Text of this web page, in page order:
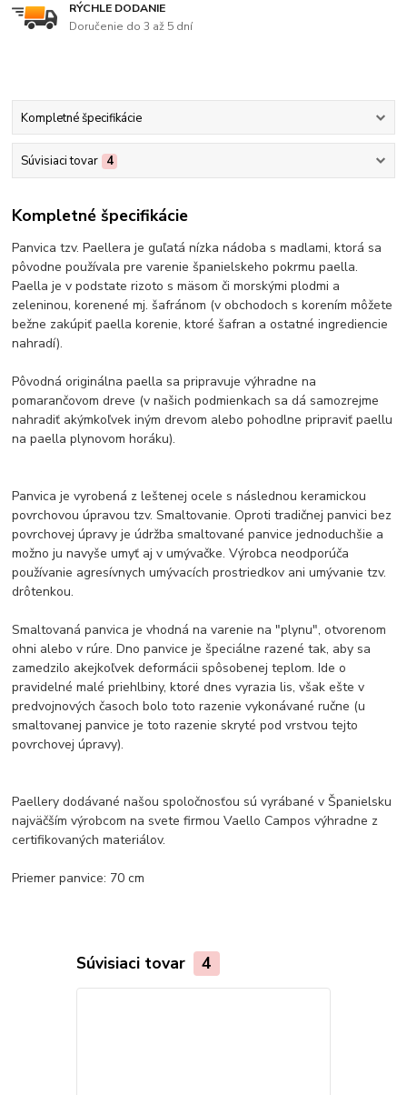
RÝCHLE DODANIE
Doručenie do 3 až 5 dní
Kompletné špecifikácie
Súvisiaci tovar 4
Kompletné špecifikácie
Panvica tzv. Paellera je guľatá nízka nádoba s madlami, ktorá sa
pôvodne používala pre varenie španielskeho pokrmu paella.
Paella je v podstate rizoto s mäsom či morskými plodmi a
zeleninou, korenené mj. šafránom (v obchodoch s korením môžete
bežne zakúpiť paella korenie, ktoré šafran a ostatné ingrediencie
nahradí).
Pôvodná originálna paella sa pripravuje výhradne na
pomarančovom dreve (v našich podmienkach sa dá samozrejme
nahradiť akýmkoľvek iným drevom alebo pohodlne pripraviť paellu
na paella plynovom horáku).
Panvica je vyrobená z leštenej ocele s následnou keramickou
povrchovou úpravou tzv. Smaltovanie. Oproti tradičnej panvici bez
povrchovej úpravy je údržba smaltované panvice jednoduchšie a
možno ju navyše umyť aj v umývačke. Výrobca neodporúča
používanie agresívnych umývacích prostriedkov ani umývanie tzv.
drôtenkou.
Smaltovaná panvica je vhodná na varenie na "plynu", otvorenom
ohni alebo v rúre. Dno panvice je špeciálne razené tak, aby sa
zamedzilo akejkoľvek deformácii spôsobenej teplom. Ide o
pravidelné malé priehlbiny, ktoré dnes vyrazia lis, však ešte v
predvojnových časoch bolo toto razenie vykonávané ručne (u
smaltovanej panvice je toto razenie skryté pod vrstvou tejto
povrchovej úpravy).
Paellery dodávané našou spoločnosťou sú vyrábané v Španielsku
najväčším výrobcom na svete firmou Vaello Campos výhradne z
certifikovaných materiálov.
Priemer panvice: 70 cm
Súvisiaci tovar 4